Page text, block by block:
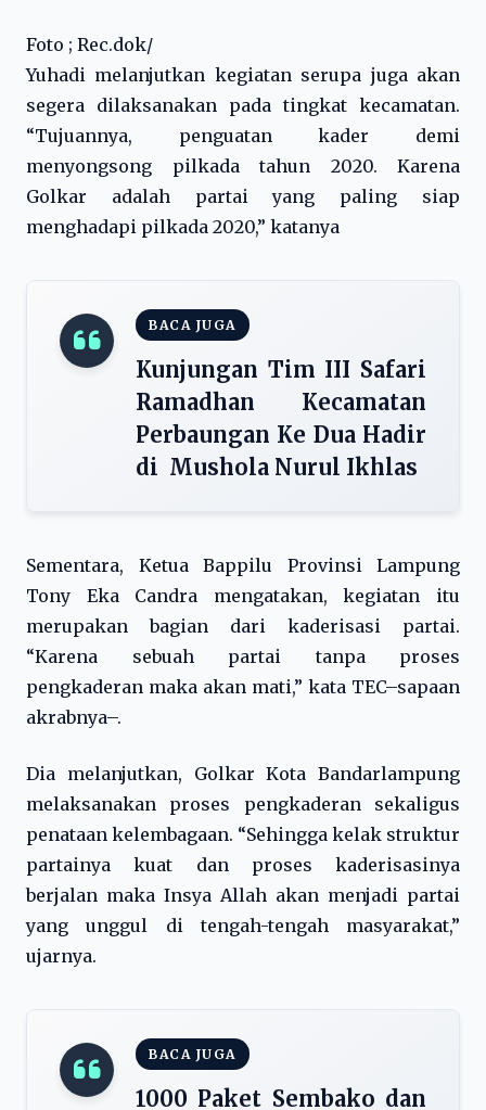
Foto ; Rec.dok/
Yuhadi melanjutkan kegiatan serupa juga akan
segera dilaksanakan pada tingkat kecamatan.
“Tujuannya, penguatan kader demi
menyongsong pilkada tahun 2020. Karena
Golkar adalah partai yang paling siap
menghadapi pilkada 2020,” katanya
BACA JUGA
Kunjungan Tim III Safari
Ramadhan Kecamatan
Perbaungan Ke Dua Hadir
di Mushola Nurul Ikhlas
Sementara, Ketua Bappilu Provinsi Lampung
Tony Eka Candra mengatakan, kegiatan itu
merupakan bagian dari kaderisasi partai.
“Karena sebuah partai tanpa proses
pengkaderan maka akan mati,” kata TEC–sapaan
akrabnya–.
Dia melanjutkan, Golkar Kota Bandarlampung
melaksanakan proses pengkaderan sekaligus
penataan kelembagaan. “Sehingga kelak struktur
partainya kuat dan proses kaderisasinya
berjalan maka Insya Allah akan menjadi partai
yang unggul di tengah-tengah masyarakat,”
ujarnya.
BACA JUGA
1000 Paket Sembako dan